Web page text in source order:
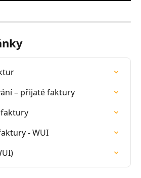
– přijaté faktury
faktury
- WUI